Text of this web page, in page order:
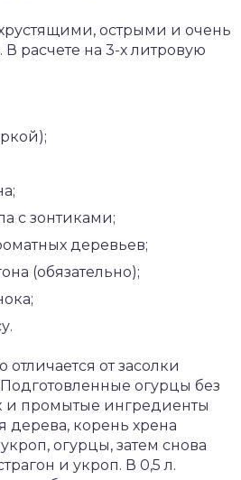
острыми и очень
расчете на 3-х литровую
с зонтиками;
деревьев;
(обязательно);
от засолки
огурцы без
и промытые ингредиенты
дерева, корень хрена
огурцы, затем снова
и укроп. В 0,5 л.